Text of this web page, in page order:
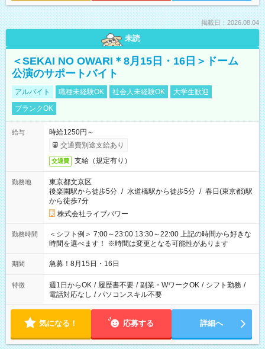
掲載日：2026.08.04
未読
＜SEKAI NO OWARI＊8月15日・16日＞ドーム
公演のサポートバイト
アルバイト 職種未経験OK 社会人未経験OK
大学生歓迎
ブランクOK
給与
時給1250円～
交通費別途支給あり
交通費 支給（規定有り）
勤務地
東京都文京区
後楽園駅から徒歩5分 / 水道橋駅から徒歩5分 / 春日(東京都)駅
から徒歩7分
株式会社ライブパワー
勤務時間
＜シフト例＞ 7:00～23:00 13:30～22:00 上記の時間から好きな
時間を選べます！ ※時間は変更となる可能性があります
期間 急募！8月15日・16日
特徴 週1日からOK / 履歴書不要 / 副業・WワークOK / シフト勤務 /
電話対応なし / パソコンスキル不要
気になる！ 応募する 詳細へ